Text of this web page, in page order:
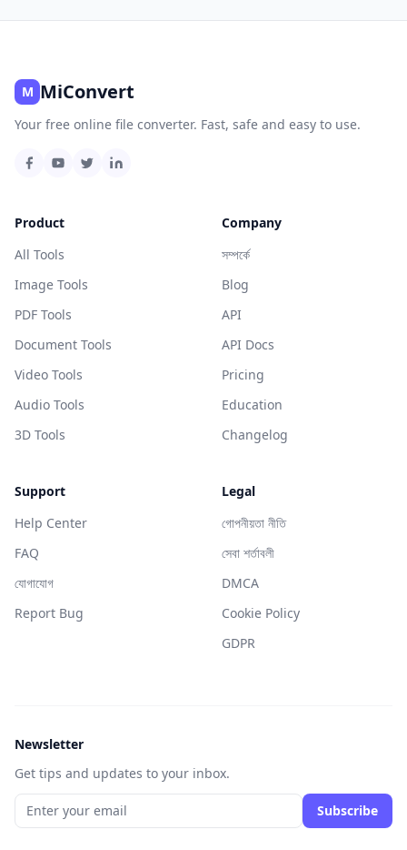
M MiConvert
Your free online file converter. Fast, safe and easy to use.
Product
All Tools
Image Tools
PDF Tools
Document Tools
Video Tools
Audio Tools
3D Tools
Company
সম্পর্কে
Blog
API
API Docs
Pricing
Education
Changelog
Support
Help Center
FAQ
যোগাযোগ
Report Bug
Legal
গোপনীয়তা নীতি
সেবা শর্তাবলী
DMCA
Cookie Policy
GDPR
Newsletter
Get tips and updates to your inbox.
Subscribe